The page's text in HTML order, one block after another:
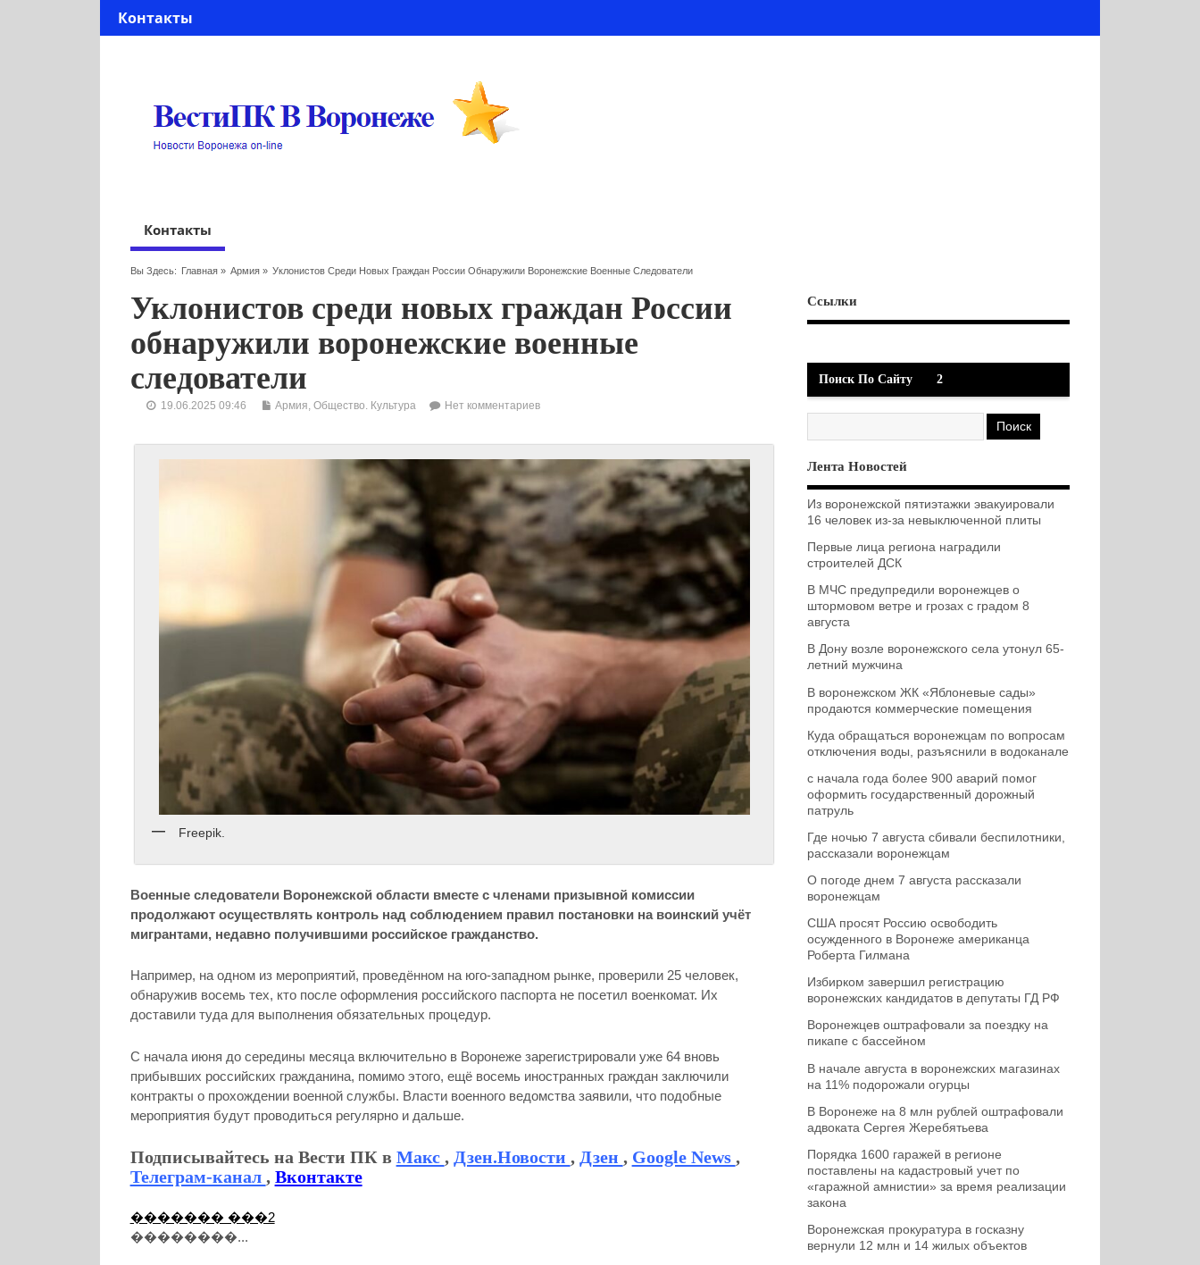
Контакты
Контакты
Вы Здесь: Главная» Армия » Уклонистов Среди Новых Граждан России Обнаружили Воронежские Военные Следователи
Уклонистов среди новых граждан России
обнаружили воронежские военные
следователи
19.06.2025 09:46 Армия, Общество. Культура Нет комментариев
Freepik.
Военные следователи Воронежской области вместе с членами призывной комиссии
продолжают осуществлять контроль над соблюдением правил постановки на воинский учёт
мигрантами, недавно получившими российское гражданство.
Например, на одном из мероприятий, проведённом на юго-западном рынке, проверили 25 человек,
обнаружив восемь тех, кто после оформления российского паспорта не посетил военкомат. Их
доставили туда для выполнения обязательных процедур.
С начала июня до середины месяца включительно в Воронеже зарегистрировали уже 64 вновь
прибывших российских гражданина, помимо этого, ещё восемь иностранных граждан заключили
контракты о прохождении военной службы. Власти военного ведомства заявили, что подобные
мероприятия будут проводиться регулярно и дальше.
Подписывайтесь на Вести ПК в Макс , Дзен.Новости , Дзен , Google News ,
Телеграм-канал , Вконтакте
������� ���2
��������...
Ссылки
Поиск По Сайту 2
Лента Новостей
Из воронежской пятиэтажки эвакуировали
16 человек из-за невыключенной плиты
Первые лица региона наградили
строителей ДСК
В МЧС предупредили воронежцев о
штормовом ветре и грозах с градом 8
августа
В Дону возле воронежского села утонул 65-
летний мужчина
В воронежском ЖК «Яблоневые сады»
продаются коммерческие помещения
Куда обращаться воронежцам по вопросам
отключения воды, разъяснили в водоканале
с начала года более 900 аварий помог
оформить государственный дорожный
патруль
Где ночью 7 августа сбивали беспилотники,
рассказали воронежцам
О погоде днем 7 августа рассказали
воронежцам
США просят Россию освободить
осужденного в Воронеже американца
Роберта Гилмана
Избирком завершил регистрацию
воронежских кандидатов в депутаты ГД РФ
Воронежцев оштрафовали за поездку на
пикапе с бассейном
В начале августа в воронежских магазинах
на 11% подорожали огурцы
В Воронеже на 8 млн рублей оштрафовали
адвоката Сергея Жеребятьева
Порядка 1600 гаражей в регионе
поставлены на кадастровый учет по
«гаражной амнистии» за время реализации
закона
Воронежская прокуратура в госказну
вернули 12 млн и 14 жилых объектов